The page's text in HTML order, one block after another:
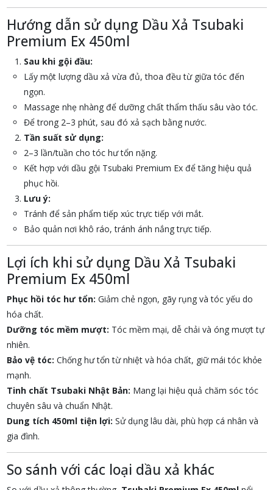
Hướng dẫn sử dụng Dầu Xả Tsubaki
Premium Ex 450ml
Sau khi gội đầu:
Lấy một lượng dầu xả vừa đủ, thoa đều từ giữa tóc đến
ngọn.
Massage nhẹ nhàng để dưỡng chất thẩm thấu sâu vào tóc.
Để trong 2–3 phút, sau đó xả sạch bằng nước.
Tần suất sử dụng:
2–3 lần/tuần cho tóc hư tổn nặng.
Kết hợp với dầu gội Tsubaki Premium Ex để tăng hiệu quả
phục hồi.
Lưu ý:
Tránh để sản phẩm tiếp xúc trực tiếp với mắt.
Bảo quản nơi khô ráo, tránh ánh nắng trực tiếp.
Lợi ích khi sử dụng Dầu Xả Tsubaki
Premium Ex 450ml
Phục hồi tóc hư tổn: Giảm chẻ ngọn, gãy rụng và tóc yếu do
hóa chất.
Dưỡng tóc mềm mượt: Tóc mềm mại, dễ chải và óng mượt tự
nhiên.
Bảo vệ tóc: Chống hư tổn từ nhiệt và hóa chất, giữ mái tóc khỏe
mạnh.
Tinh chất Tsubaki Nhật Bản: Mang lại hiệu quả chăm sóc tóc
chuyên sâu và chuẩn Nhật.
Dung tích 450ml tiện lợi: Sử dụng lâu dài, phù hợp cá nhân và
gia đình.
So sánh với các loại dầu xả khác